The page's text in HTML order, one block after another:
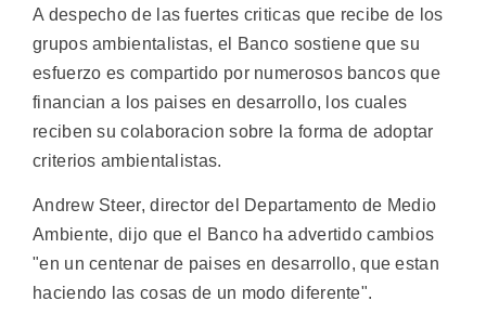
A despecho de las fuertes criticas que recibe de los
grupos ambientalistas, el Banco sostiene que su
esfuerzo es compartido por numerosos bancos que
financian a los paises en desarrollo, los cuales
reciben su colaboracion sobre la forma de adoptar
criterios ambientalistas.
Andrew Steer, director del Departamento de Medio
Ambiente, dijo que el Banco ha advertido cambios
"en un centenar de paises en desarrollo, que estan
haciendo las cosas de un modo diferente".